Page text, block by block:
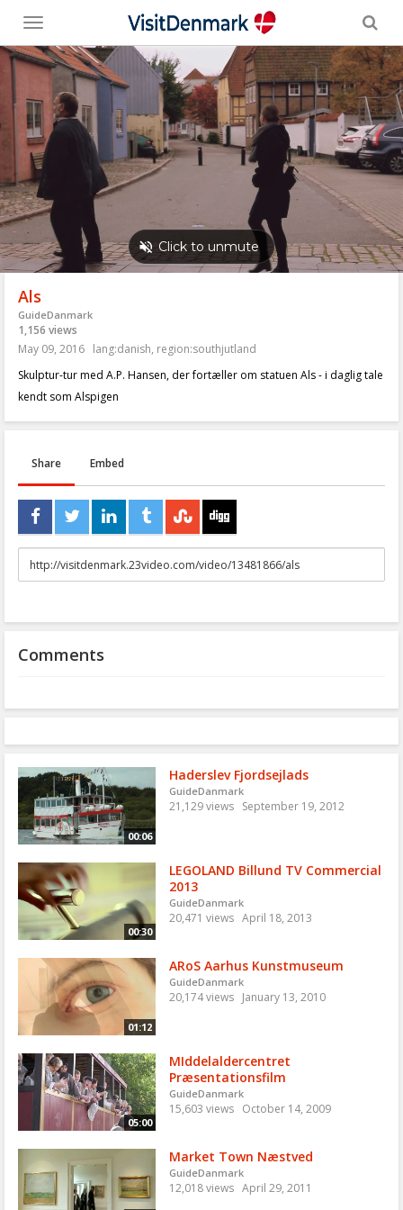
Toggle
menu
Als
GuideDanmark
1,156 views
May 09, 2016 lang:danish, region:southjutland
Skulptur-tur med A.P. Hansen, der fortæller om statuen Als - i daglig tale
kendt som Alspigen
Share Embed
URL
to
Comments
00:06
Haderslev Fjordsejlads
GuideDanmark
21,129 views September 19, 2012
00:30
LEGOLAND Billund TV Commercial
2013
GuideDanmark
20,471 views April 18, 2013
01:12
ARoS Aarhus Kunstmuseum
GuideDanmark
20,174 views January 13, 2010
05:00
MIddelaldercentret
Præsentationsfilm
GuideDanmark
15,603 views October 14, 2009
Market Town Næstved
GuideDanmark
12,018 views April 29, 2011